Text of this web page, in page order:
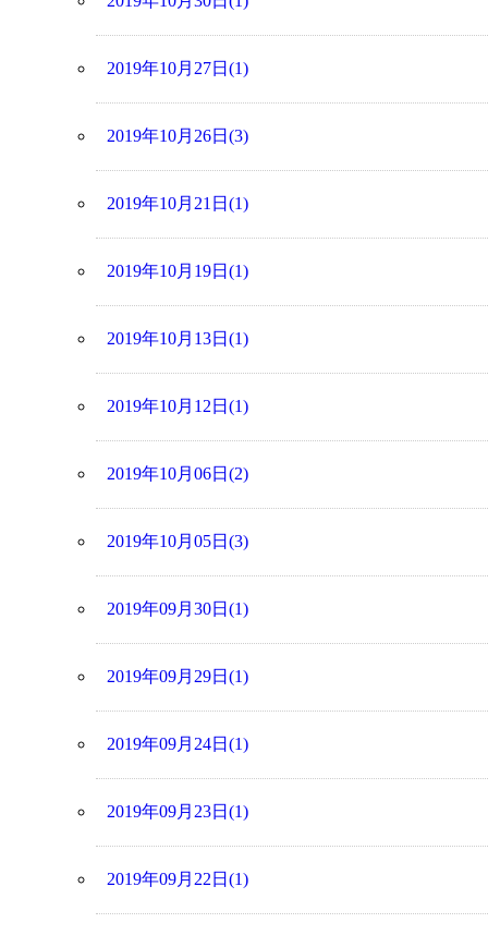
2019年10月27日(1)
2019年10月26日(3)
2019年10月21日(1)
2019年10月19日(1)
2019年10月13日(1)
2019年10月12日(1)
2019年10月06日(2)
2019年10月05日(3)
2019年09月30日(1)
2019年09月29日(1)
2019年09月24日(1)
2019年09月23日(1)
2019年09月22日(1)